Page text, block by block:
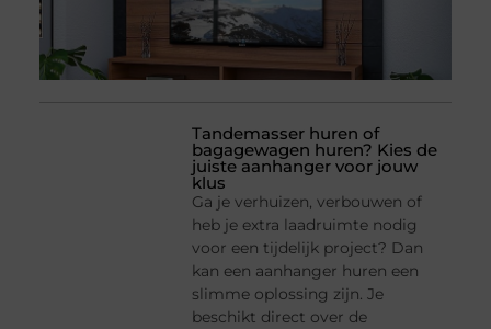
Tandemasser huren of
bagagewagen huren? Kies de
juiste aanhanger voor jouw
klus
Ga je verhuizen, verbouwen of
heb je extra laadruimte nodig
voor een tijdelijk project? Dan
kan een aanhanger huren een
slimme oplossing zijn. Je
beschikt direct over de